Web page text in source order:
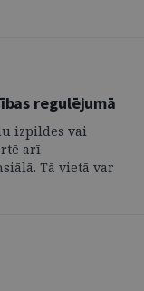
regulējumā
izpildes vai
arī
Tā vietā var